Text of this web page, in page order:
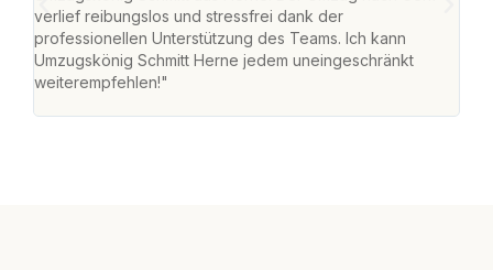
verlief reibungslos und stressfrei dank der
professionellen Unterstützung des Teams. Ich kann
Umzugskönig Schmitt Herne jedem uneingeschränkt
weiterempfehlen!"